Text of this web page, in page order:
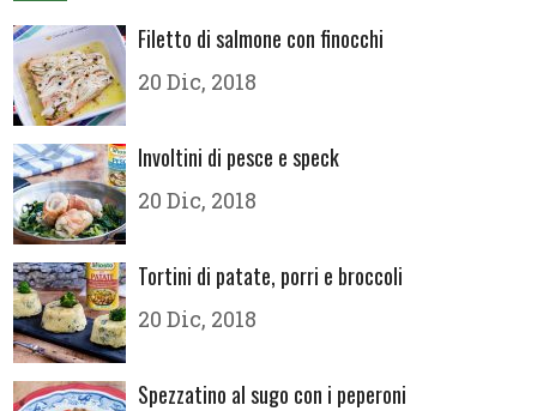
Filetto di salmone con finocchi
20 Dic, 2018
Involtini di pesce e speck
20 Dic, 2018
Tortini di patate, porri e broccoli
20 Dic, 2018
Spezzatino al sugo con i peperoni